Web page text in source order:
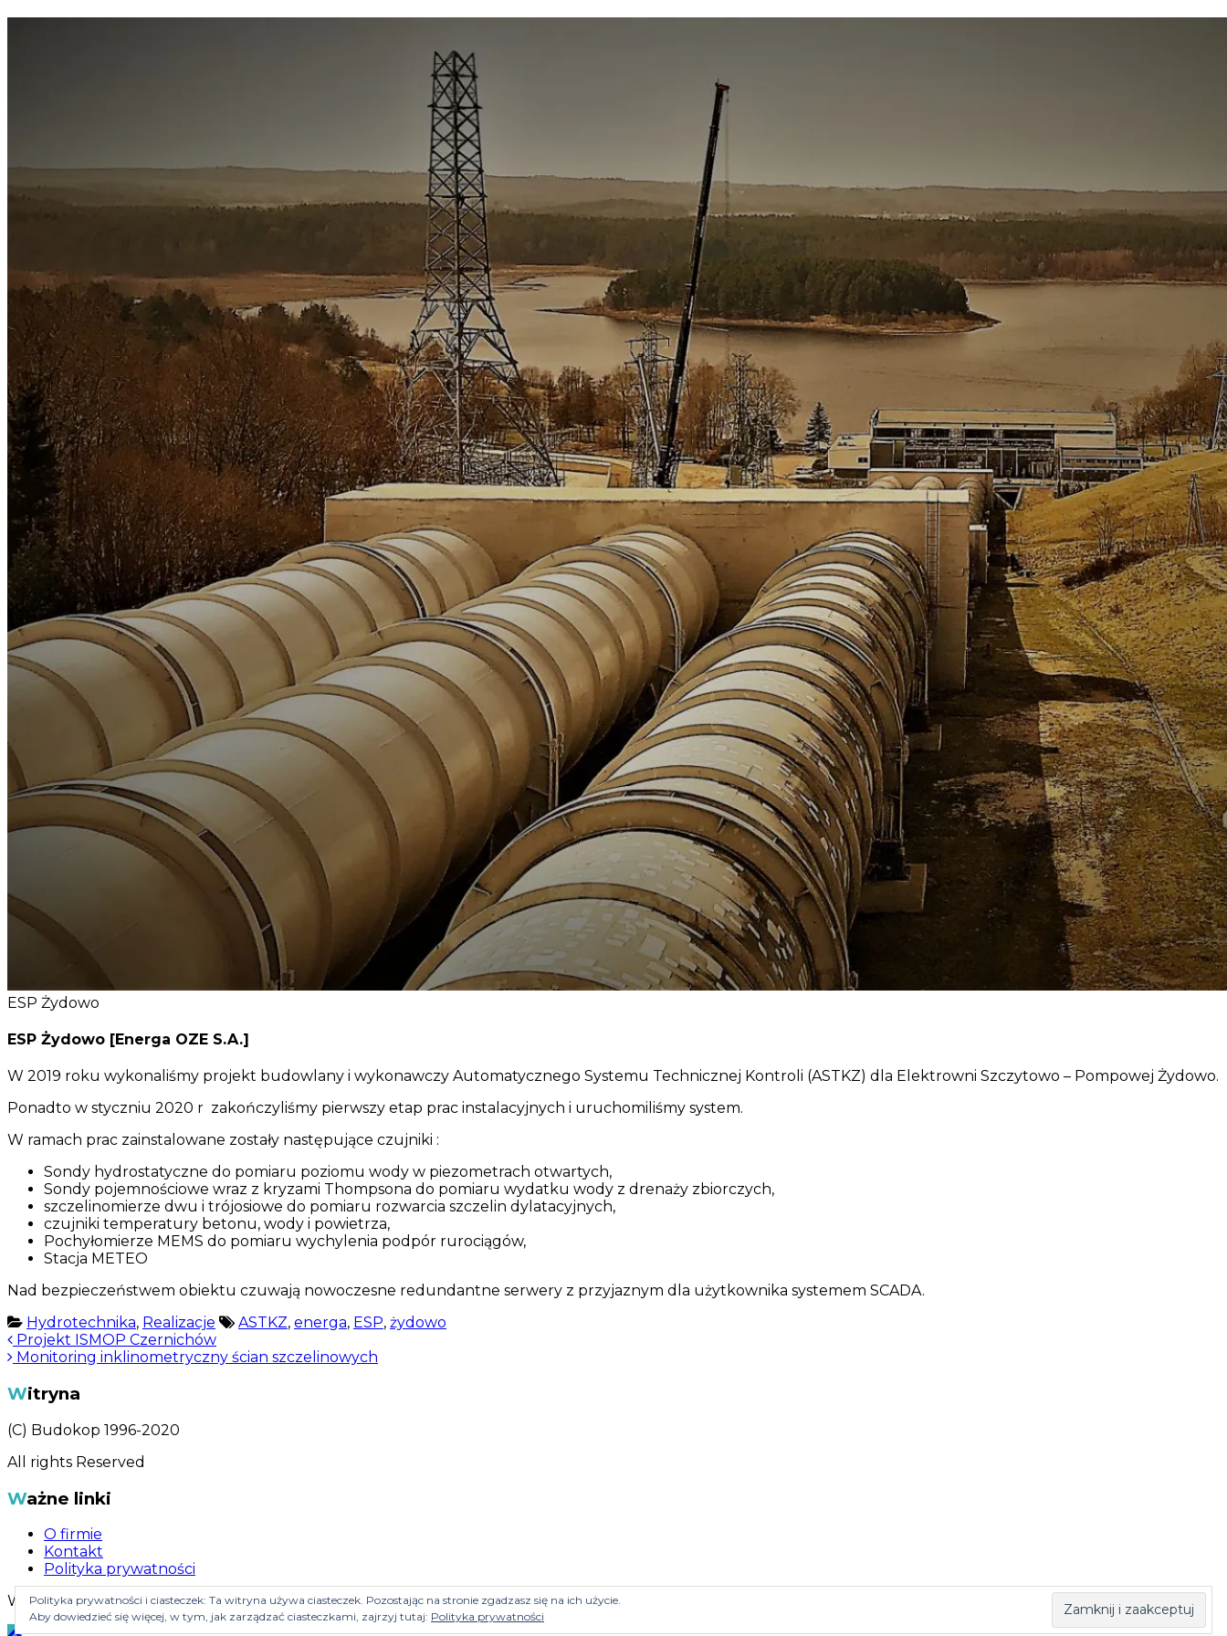
ESP Żydowo
ESP Żydowo [Energa OZE S.A.]
W 2019 roku wykonaliśmy projekt budowlany i wykonawczy Automatycznego Systemu Technicznej Kontroli (ASTKZ) dla Elektrowni Szczytowo – Pompowej Żydowo.
Ponadto w styczniu 2020 r zakończyliśmy pierwszy etap prac instalacyjnych i uruchomiliśmy system.
W ramach prac zainstalowane zostały następujące czujniki :
Sondy hydrostatyczne do pomiaru poziomu wody w piezometrach otwartych,
Sondy pojemnościowe wraz z kryzami Thompsona do pomiaru wydatku wody z drenaży zbiorczych,
szczelinomierze dwu i trójosiowe do pomiaru rozwarcia szczelin dylatacyjnych,
czujniki temperatury betonu, wody i powietrza,
Pochyłomierze MEMS do pomiaru wychylenia podpór rurociągów,
Stacja METEO
Nad bezpieczeństwem obiektu czuwają nowoczesne redundantne serwery z przyjaznym dla użytkownika systemem SCADA.
Hydrotechnika, Realizacje ASTKZ, energa, ESP, żydowo
Nawigacja
wpisu
Projekt ISMOP Czernichów
Monitoring inklinometryczny ścian szczelinowych
Witryna
(C) Budokop 1996-2020
All rights Reserved
Ważne linki
O firmie
Kontakt
Polityka prywatności
WWW created by bezdroza4x4.pl
Polityka prywatności i ciasteczek: Ta witryna używa ciasteczek. Pozostając na stronie zgadzasz się na ich użycie.
Aby dowiedzieć się więcej, w tym, jak zarządzać ciasteczkami, zajrzyj tutaj: Polityka prywatności